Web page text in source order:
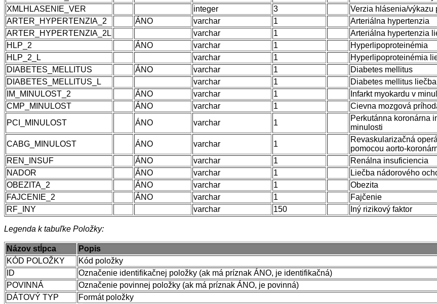
XMLHLASENIE_VER
integer 3 Verzia hlásenia/výkazu
ARTER_HYPERTENZIA_2
ÁNO varchar 1 Arteriálna hypertenzia
ARTER_HYPERTENZIA_2L
varchar 1 Arteriálna hypertenzia
HLP_2
ÁNO varchar 1 Hyperlipoproteinémia
HLP_2_L
varchar 1 Hyperlipoproteinémia
DIABETES_MELLITUS
ÁNO varchar 1 Diabetes mellitus
DIABETES_MELLITUS_L
varchar 1 Diabetes mellitus liečba
IM_MINULOST_2
ÁNO varchar 1 Infarkt myokardu v
CMP_MINULOST
ÁNO varchar 1 Cievna mozgová
PCI_MINULOST
ÁNO varchar 1
Perkutánna koronárna
minulosti
CABG_MINULOST ÁNO varchar 1
Revaskularizačná
pomocou aorto-
REN_INSUF
ÁNO varchar 1 Renálna insuficiencia
NADOR
ÁNO varchar 1 Liečba nádorového
OBEZITA_2
ÁNO varchar 1 Obezita
FAJCENIE_2
ÁNO varchar 1 Fajčenie
RF_INY
varchar 150 Iný rizikový faktor
Legenda k tabuľke Položky:
Názov stĺpca
Popis
KÓD POLOŽKY
Kód položky
ID
Označenie identifikačnej položky (ak má príznak ÁNO, je identifikačná)
POVINNÁ
Označenie povinnej položky (ak má príznak ÁNO, je povinná)
DÁTOVÝ TYP
Formát položky